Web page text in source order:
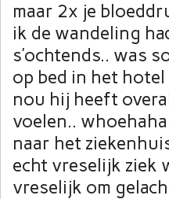
maar 2x je
ik de wandeling
s’ochtends.. was
op bed in het
nou hij heeft
voelen..
naar het
echt vreselijk ziek
vreselijk om